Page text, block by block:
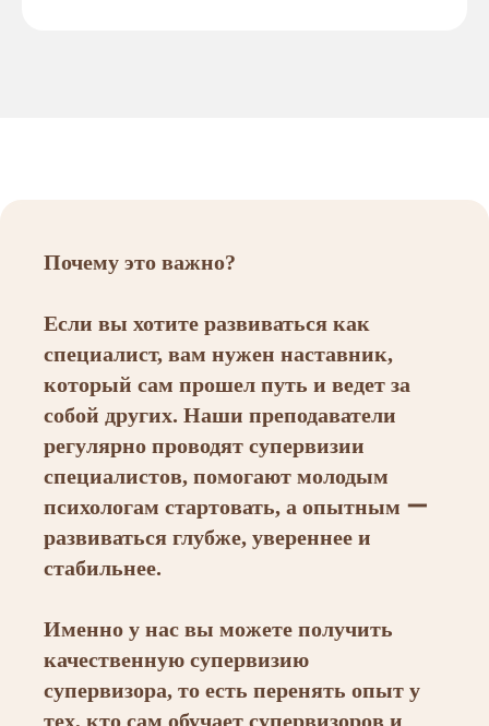
Почему это важно?
Если вы хотите развиваться как
специалист, вам нужен наставник,
который сам прошел путь и ведет за
собой других. Наши преподаватели
регулярно проводят супервизии
специалистов, помогают молодым
психологам стартовать, а опытным ー
развиваться глубже, увереннее и
стабильнее.
Именно у нас вы можете получить
качественную супервизию
супервизора, то есть перенять опыт у
тех, кто сам обучает супервизоров и